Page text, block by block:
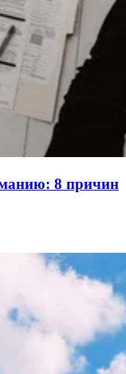
8 причин